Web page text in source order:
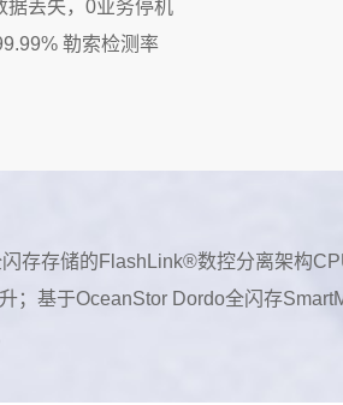
据丢失，0业务停机
勒索检测率
存存储的FlashLink®数控分离架构
；基于OceanStor Dordo全闪存